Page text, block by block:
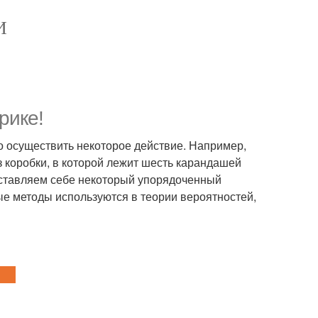
некоторое действие. Например,
в которой лежит шесть карандашей
себе некоторый упорядоченный
методы используются в теории вероятностей,